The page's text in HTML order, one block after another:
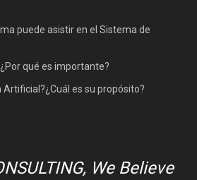
puede asistir en el Sistema de
¿Por qué es importante?
Artificial?¿Cuál es su propósito?
We Believe